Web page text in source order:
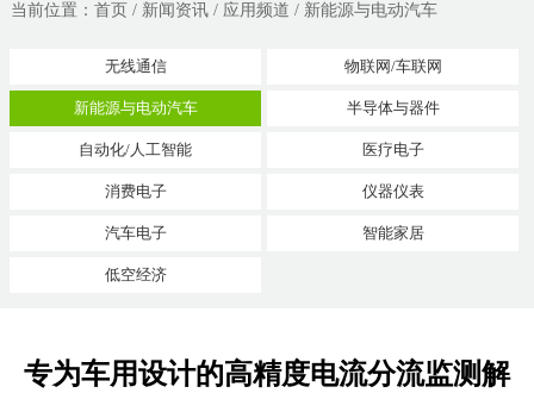
当前位置： 首页 / 新闻资讯/ 应用频道 / 新能源与电动汽车
无线通信 物联网/车联网
新能源与电动汽车 半导体与器件
自动化/人工智能 医疗电子
消费电子 仪器仪表
汽车电子 智能家居
低空经济
专为车用设计的高精度电流分流监测解